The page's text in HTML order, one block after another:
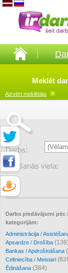
Meklēt
Aizvērt meklētāju
Darbs:
Atrašanās vieta:
Darba piedāvājumi pēc
kategorijām:
Administrācija /
Apsardze / Drošība
Bankas / Apdrošināšana
Celtniecība / Meistari
Ēdināšana (384)